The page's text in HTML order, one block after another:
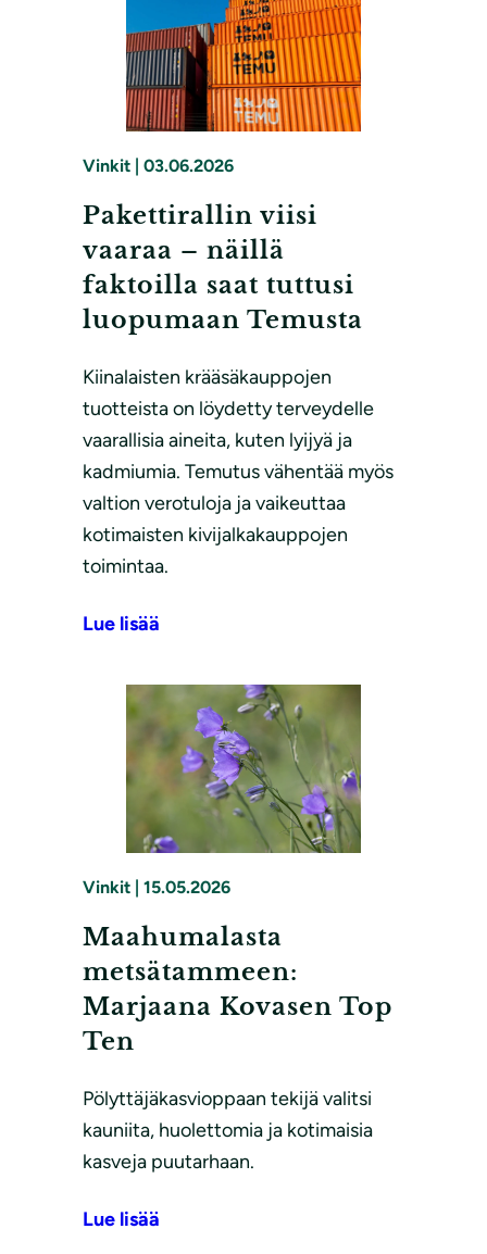
Vinkit | 03.06.2026
Pakettirallin viisi
vaaraa – näillä
faktoilla saat tuttusi
luopumaan Temusta
Kiinalaisten krääsäkauppojen
tuotteista on löydetty terveydelle
vaarallisia aineita, kuten lyijyä ja
kadmiumia. Temutus vähentää myös
valtion verotuloja ja vaikeuttaa
kotimaisten kivijalkakauppojen
toimintaa.
Lue lisää
Vinkit 15.05.2026
Maahumalasta
metsätammeen:
Marjaana Kovasen Top
Ten
Pölyttäjäkasvioppaan tekijä valitsi
kauniita, huolettomia ja kotimaisia
kasveja puutarhaan.
Lue lisää